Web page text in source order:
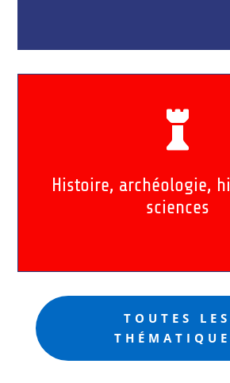

Histoire, archéologie,
sciences
TOUTES LES